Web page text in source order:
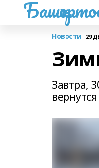
Новости 29
Завтра,